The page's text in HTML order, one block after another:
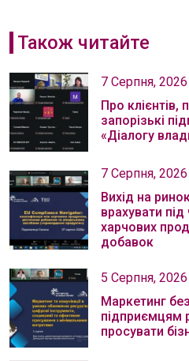
Також читайте
7 Серпня, 2026
Про клієнтів,
запорізькі
«Діалогу
7 Серпня, 2026
Вихід на
врахувати під
харчових
добавок
5 Серпня, 2026
Маркетинг
підприємцям
просувати